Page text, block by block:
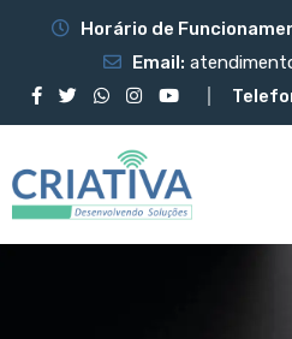
Horário de
Email: